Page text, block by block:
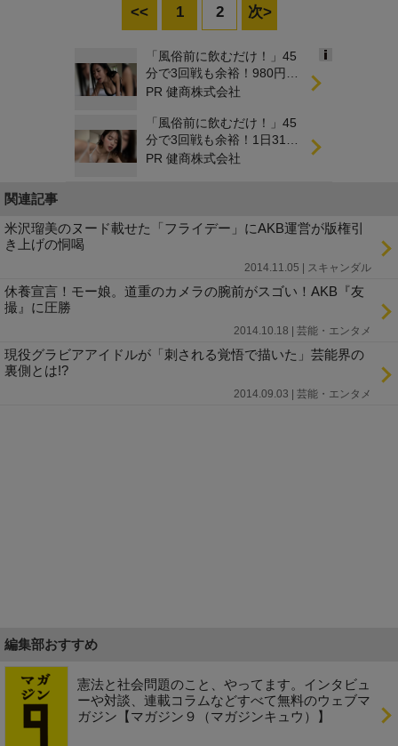
<< 1 2 次>
by
「風俗前に飲むだけ！」45
分で3回戦も余裕！980円で
朝まで絶好調
PR 健商株式会社
「風俗前に飲むだけ！」45
分で3回戦も余裕！1日31円
で朝まで絶好調
PR 健商株式会社
関連記事
米沢瑠美のヌード載せた「フライデー」にAKB運営が版権引
き上げの恫喝
2014.11.05 | スキャンダル
休養宣言！モー娘。道重のカメラの腕前がスゴい！AKB『友
撮』に圧勝
2014.10.18 | 芸能・エンタメ
現役グラビアアイドルが「刺される覚悟で描いた」芸能界の
裏側とは!?
2014.09.03 | 芸能・エンタメ
編集部おすすめ
憲法と社会問題のこと、やってます。インタビュ
ーや対談、連載コラムなどすべて無料のウェブマ
ガジン【マガジン９（マガジンキュウ）】